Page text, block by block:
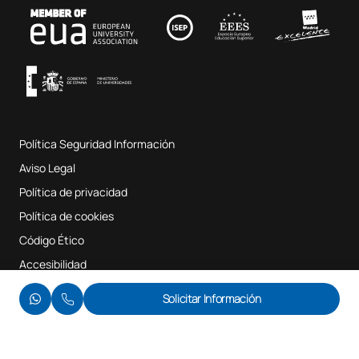
Quitar filtros
Música y Artes Escénicas
Fab Lab UAX
Aulas de Música
Contacto
Condiciones y términos del servicio
Sistema interno de garantía de calidad
Mapa del sitio web
© UAX 2026
Política Seguridad Información
Aviso Legal
Política de privacidad
Política de cookies
Código Ético
Accesibilidad
Solicitar Información